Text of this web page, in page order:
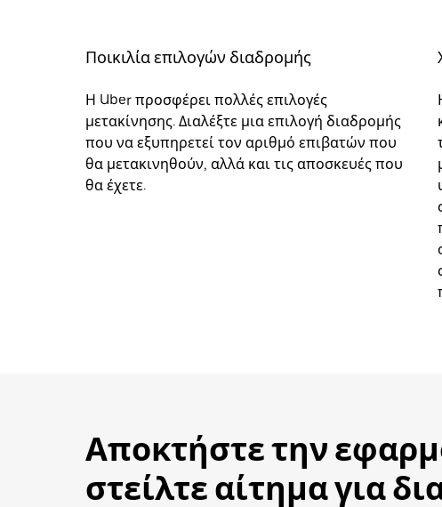
Ποικιλία επιλογών διαδρομής
Η Uber προσφέρει πολλές επιλογές
μετακίνησης. Διαλέξτε μια επιλογή διαδρομής
που να εξυπηρετεί τον αριθμό επιβατών που
θα μετακινηθούν, αλλά και τις αποσκευές που
θα έχετε.
Αποκτήστε την
στείλτε αίτημα για